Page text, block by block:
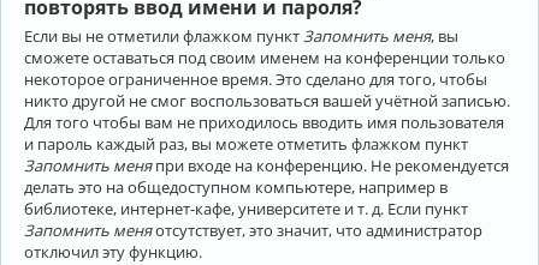
повторять ввод имени и пароля?
Если вы не отметили флажком пунктЗапомнить меня, вы
сможете оставаться под своим именем на конференции только
некоторое ограниченное время. Это сделано для того, чтобы
никто другой не смог воспользоваться вашей учётной записью.
Для того чтобы вам не приходилось вводить имя пользователя
и пароль каждый раз, вы можете отметить флажком пункт
Запомнить меняпри входе на конференцию. Не рекомендуется
делать это на общедоступном компьютере, например в
библиотеке, интернет-кафе, университете и т. д. Если пункт
Запомнить меняотсутствует, это значит, что администратор
отключил эту функцию.